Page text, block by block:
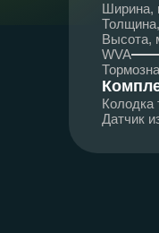
Ширина,
Высота,
WVA
Колодка
Датчик